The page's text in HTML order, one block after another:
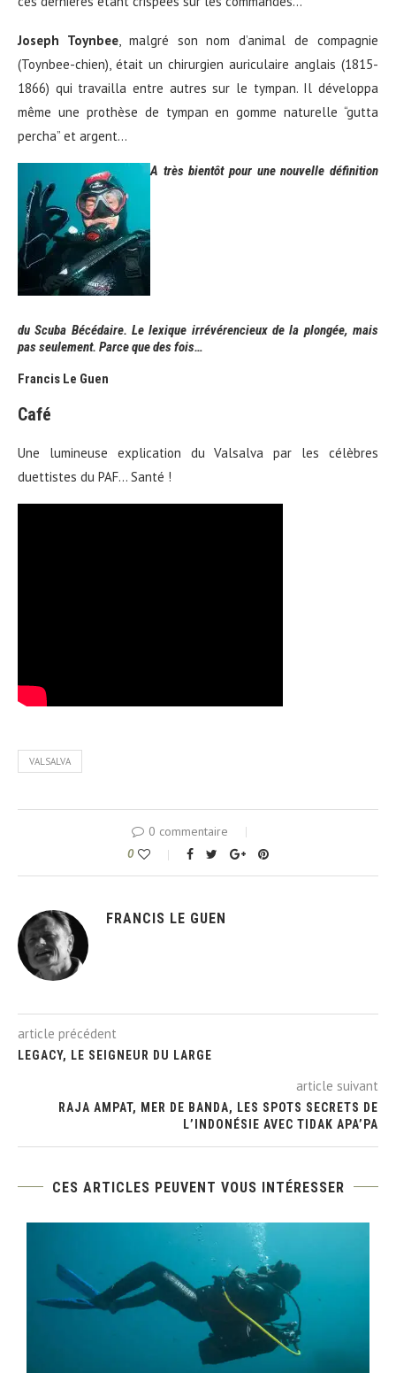
Joseph Toynbee, malgré son nom d’animal de compagnie
(Toynbee-chien), était un chirurgien auriculaire anglais (1815-
1866) qui travailla entre autres sur le tympan. Il développa
même une prothèse de tympan en gomme naturelle “gutta
percha” et argent…
A très bientôt pour une nouvelle définition
du Scuba Bécédaire. Le lexique irrévérencieux de la plongée, mais
pas seulement. Parce que des fois…
Francis Le Guen
Café
Une lumineuse explication du Valsalva par les célèbres
duettistes du PAF… Santé !
VALSALVA
0 commentaire
0
FRANCIS LE GUEN
article précédent
LEGACY, LE SEIGNEUR DU LARGE
article suivant
RAJA AMPAT, MER DE BANDA, LES SPOTS SECRETS DE
L’INDONÉSIE AVEC TIDAK APA’PA
CES ARTICLES PEUVENT VOUS INTÉRESSER